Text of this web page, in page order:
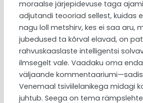
moraalse järjepidevuse taga
adjutandi teooriad sellest, kuidas
nagu loll metshirv, kes ei saa aru,
jubedused ta kõrval elavad, on
rahvuskaaslaste intelligentsi
ilmsegelt vale. Vaadaku oma
väljaande
Venemaal tsiviilelanikega midagi
juhtub. Seega on tema